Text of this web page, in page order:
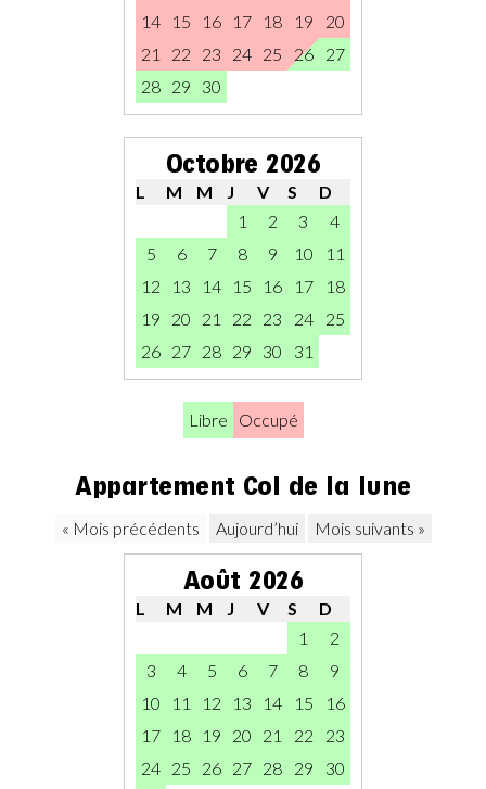
14
15 16 17 18 19
20
21
22 23 24 25 26
27
28 29 30
Octobre 2026
L M M J V S
D
1
2 3
4
5
6 7 8 9 10
11
12
13 14 15 16 17
18
19
20 21 22 23 24
25
26 27 28 29 30 31
Libre Occupé
Appartement Col de la lune
« Mois précédents Aujourd’hui Mois suivants »
Août 2026
L M M J V S
D
1
2
3
4 5 6 7 8
9
10
11 12 13 14 15
16
17
18 19 20 21 22
23
24 25 26 27 28 29
30